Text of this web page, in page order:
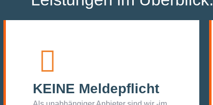
KEINE Meldepflicht